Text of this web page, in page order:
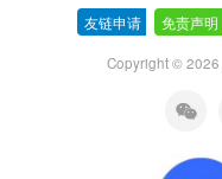
友链申请 免责声明
Copyright © 2026